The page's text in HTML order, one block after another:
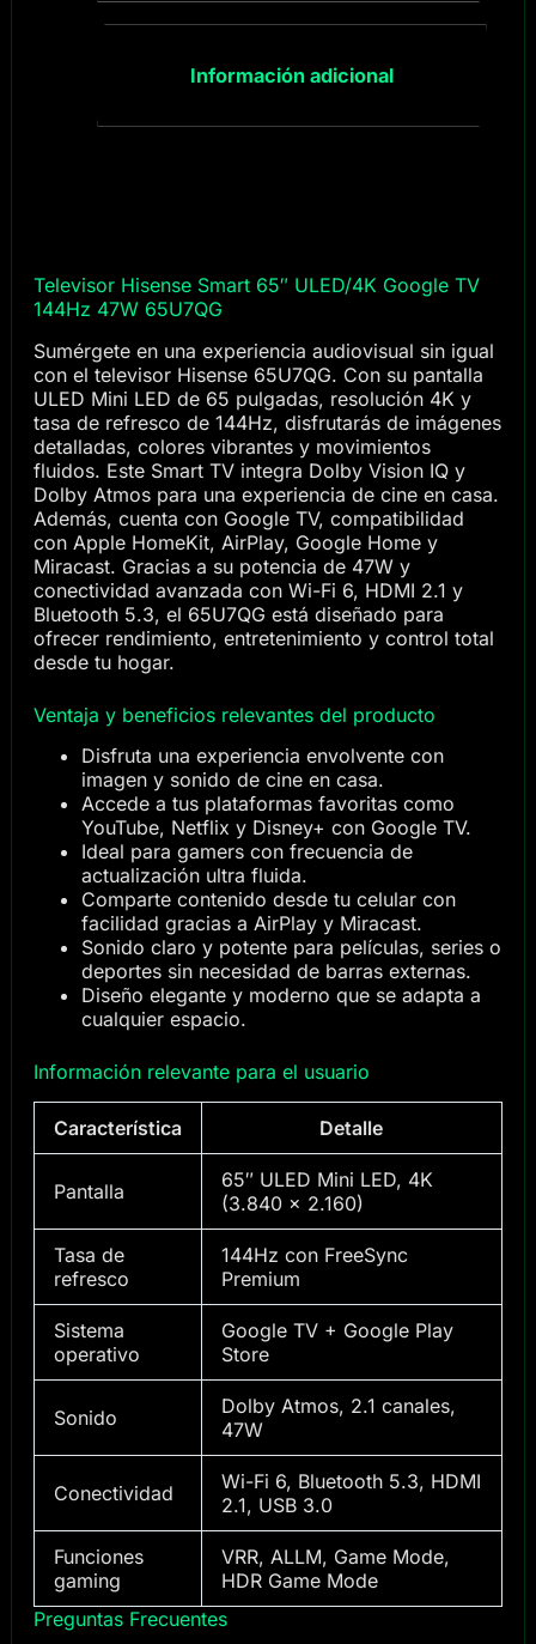
Información adicional
Televisor Hisense Smart 65″ ULED/4K Google TV
144Hz 47W 65U7QG
Sumérgete en una experiencia audiovisual sin igual
con el televisor Hisense 65U7QG. Con su pantalla
ULED Mini LED de 65 pulgadas, resolución 4K y
tasa de refresco de 144Hz, disfrutarás de imágenes
detalladas, colores vibrantes y movimientos
fluidos. Este Smart TV integra Dolby Vision IQ y
Dolby Atmos para una experiencia de cine en casa.
Además, cuenta con Google TV, compatibilidad
con Apple HomeKit, AirPlay, Google Home y
Miracast. Gracias a su potencia de 47W y
conectividad avanzada con Wi-Fi 6, HDMI 2.1 y
Bluetooth 5.3, el 65U7QG está diseñado para
ofrecer rendimiento, entretenimiento y control total
desde tu hogar.
Ventaja y beneficios relevantes del producto
Disfruta una experiencia envolvente con
imagen y sonido de cine en casa.
Accede a tus plataformas favoritas como
YouTube, Netflix y Disney+ con Google TV.
Ideal para gamers con frecuencia de
actualización ultra fluida.
Comparte contenido desde tu celular con
facilidad gracias a AirPlay y Miracast.
Sonido claro y potente para películas, series o
deportes sin necesidad de barras externas.
Diseño elegante y moderno que se adapta a
cualquier espacio.
Información relevante para el usuario
Característica Detalle
Pantalla
65″ ULED Mini LED, 4K
(3.840 × 2.160)
Tasa de
refresco
144Hz con FreeSync
Premium
Sistema
operativo
Google TV + Google Play
Store
Sonido
Dolby Atmos, 2.1 canales,
47W
Conectividad
Wi-Fi 6, Bluetooth 5.3, HDMI
2.1, USB 3.0
Funciones
gaming
VRR, ALLM, Game Mode,
HDR Game Mode
Preguntas Frecuentes